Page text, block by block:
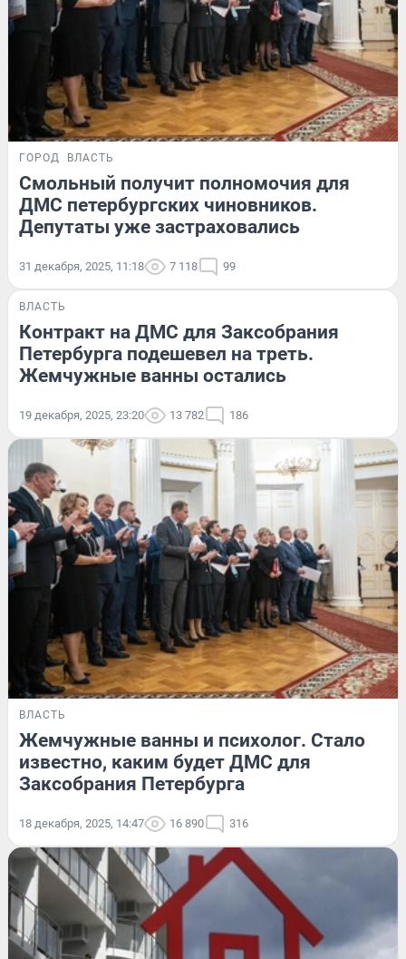
ГОРОД ВЛАСТЬ
Смольный получит полномочия для
ДМС петербургских чиновников.
Депутаты уже застраховались
31 декабря, 2025, 11:18 7 118 99
ВЛАСТЬ
Контракт на ДМС для Заксобрания
Петербурга подешевел на треть.
Жемчужные ванны остались
19 декабря, 2025, 23:20 13 782 186
ВЛАСТЬ
Жемчужные ванны и психолог. Стало
известно, каким будет ДМС для
Заксобрания Петербурга
18 декабря, 2025, 14:47 16 890 316